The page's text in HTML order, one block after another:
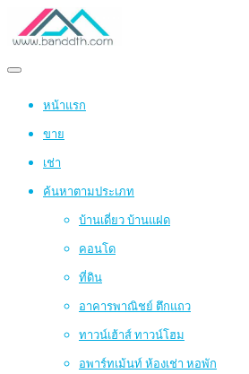
หน้าแรก
ขาย
เช่า
ค้นหาตามประเภท
บ้านเดี่ยว บ้านแฝด
คอนโด
ที่ดิน
อาคารพาณิชย์ ตึกแถว
ทาวน์เฮ้าส์ ทาวน์โฮม
อพาร์ทเม้นท์ ห้องเช่า หอพัก